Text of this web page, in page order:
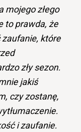
mojego złego
to prawda, że
które
zły sezon.
jakiś
czy zostanę,
i zaufanie.